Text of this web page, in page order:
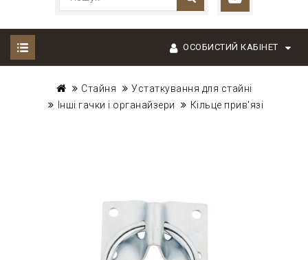
ОСОБИСТИЙ КАБІНЕТ
Стайня
Устаткування для стайні
Інші гачки і органайзери
Кільце прив'язі